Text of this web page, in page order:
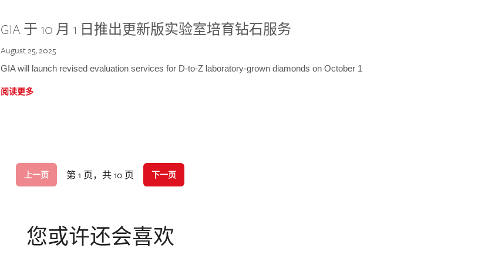
GIA 于 10 月 1 日推出更新版实验室培育钻石服务
August 25, 2025
GIA will launch revised evaluation services for D-to-Z laboratory-grown diamonds on October 1
阅读更多
上一页 第 1 页，共 10 页 下一页
您或许还会喜欢